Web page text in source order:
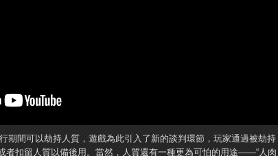
期間可以劫持人質，遊戲為此引入了新的談判環節，玩家通過被劫持
者扣留人質以備後用。當然，人質還有一種更為可怕的用途——“人肉